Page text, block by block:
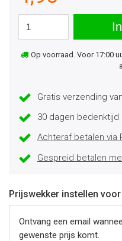
Op voorraad. Voor 17:00
Gratis verzending
30 dagen
Achteraf betalen via
Gespreid betalen
Prijswekker instellen
Ontvang een email
gewenste prijs komt.